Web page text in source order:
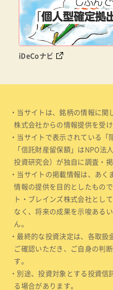
iDeCoナビ
・当サイトは、銘柄の情報に
株式会社からの情報提供を受け
・当サイトで表示されている「
「信託財産留保額」はNPO法
投資研究会）が独自に調査・
・当サイトの掲載情報は、あく
情報の提供を目的としたもの
ト・ブレインズ株式会社とし
なく、将来の成果を示唆ある
ん。
・最終的な投資決定は、各取
ご確認いただき、ご自身の判
す。
・別途、投資対象とする投資
る場合があります。